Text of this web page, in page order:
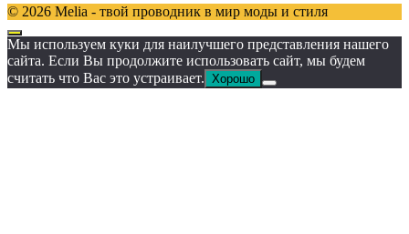
© 2026 Melia - твой проводник в мир моды и стиля
Мы используем куки для наилучшего представления нашего
сайта. Если Вы продолжите использовать сайт, мы будем
считать что Вас это устраивает. Хорошо